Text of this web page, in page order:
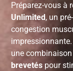
Préparez-vous à
Unlimited , un
congestion
une
brevetés pour